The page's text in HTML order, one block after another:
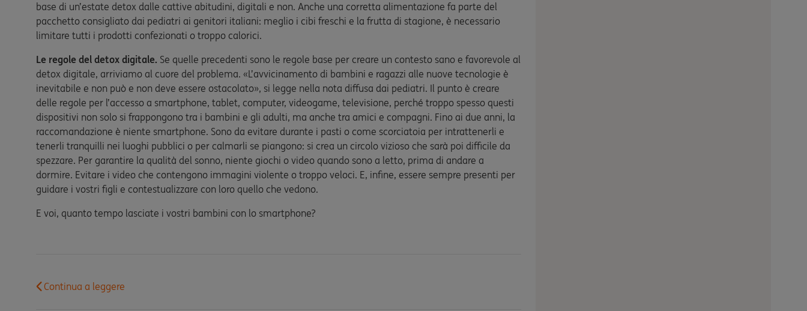
base di un’estate detox dalle cattive abitudini, digitali e non. Anche una corretta alimentazione fa parte del
pacchetto consigliato dai pediatri ai genitori italiani: meglio i cibi freschi e la frutta di stagione, è necessario
limitare tutti i prodotti confezionati o troppo calorici.
Le regole del detox digitale. Se quelle precedenti sono le regole base per creare un contesto sano e favorevole al
detox digitale, arriviamo al cuore del problema. «L’avvicinamento di bambini e ragazzi alle nuove tecnologie è
inevitabile e non può e non deve essere ostacolato», si legge nella nota diffusa dai pediatri. Il punto è creare
delle regole per l’accesso a smartphone, tablet, computer, videogame, televisione, perché troppo spesso questi
dispositivi non solo si frappongono tra i bambini e gli adulti, ma anche tra amici e compagni. Fino ai due anni, la
raccomandazione è niente smartphone. Sono da evitare durante i pasti o come scorciatoia per intrattenerli e
tenerli tranquilli nei luoghi pubblici o per calmarli se piangono: si crea un circolo vizioso che sarà poi difficile da
spezzare. Per garantire la qualità del sonno, niente giochi o video quando sono a letto, prima di andare a
dormire. Evitare i video che contengono immagini violente o troppo veloci. E, infine, essere sempre presenti per
guidare i vostri figli e contestualizzare con loro quello che vedono.
E voi, quanto tempo lasciate i vostri bambini con lo smartphone?
Continua a leggere